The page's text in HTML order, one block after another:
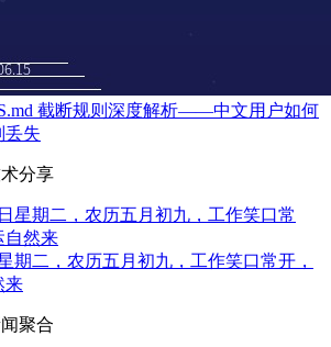
截断规则深度解析——中文用户如何
丢失
分享
期二，农历五月初九，工作笑口常开，
来
聚合